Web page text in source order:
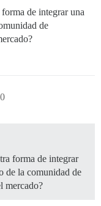
de integrar una
de
forma de integrar
de la comunidad de
mercado?